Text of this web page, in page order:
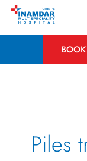
Skip
Piles